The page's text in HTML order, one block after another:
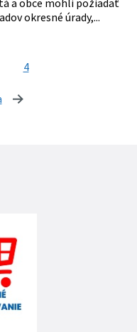
a obce mohli požiadať
okresné úrady,...
4
stránka